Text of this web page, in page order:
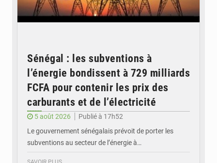
Sénégal : les subventions à
l’énergie bondissent à 729 milliards
FCFA pour contenir les prix des
carburants et de l’électricité
5 août 2026
Publié à 17h52
Le gouvernement sénégalais prévoit de porter les
subventions au secteur de l’énergie à…